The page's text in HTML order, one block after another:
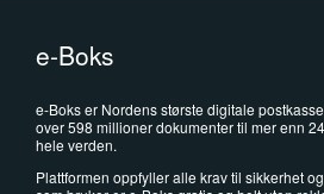
e-Boks
e-Boks er Nordens største digitale
over 598 millioner dokumenter til mer enn
hele verden.
Plattformen oppfyller alle krav til sikkerhet